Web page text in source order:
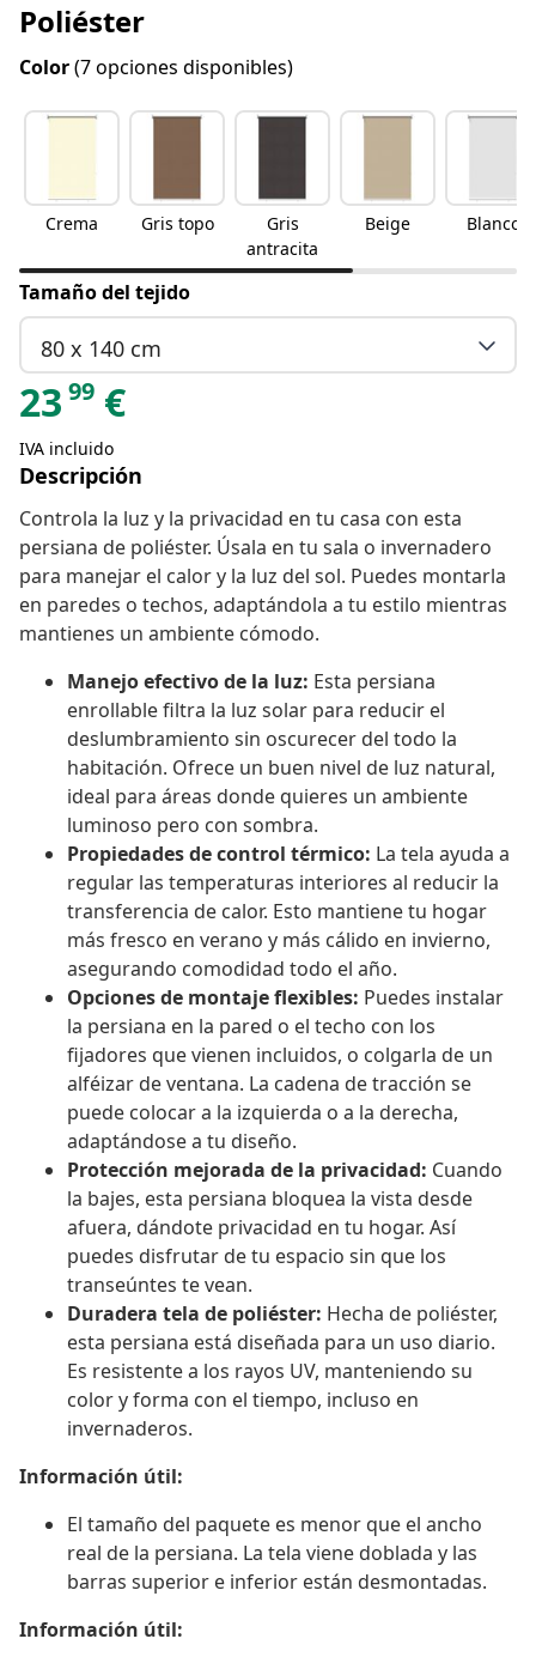
Poliéster
Color(7 opciones disponibles)
Crema Gris topo
Gris
antracita
Beige Blanco
Tamaño del tejido
80 x 140 cm
23 99 €
IVA incluido
Descripción
Controla la luz y la privacidad en tu casa con esta
persiana de poliéster. Úsala en tu sala o invernadero
para manejar el calor y la luz del sol. Puedes montarla
en paredes o techos, adaptándola a tu estilo mientras
mantienes un ambiente cómodo.
Manejo efectivo de la luz: Esta persiana
enrollable filtra la luz solar para reducir el
deslumbramiento sin oscurecer del todo la
habitación. Ofrece un buen nivel de luz natural,
ideal para áreas donde quieres un ambiente
luminoso pero con sombra.
Propiedades de control térmico: La tela ayuda a
regular las temperaturas interiores al reducir la
transferencia de calor. Esto mantiene tu hogar
más fresco en verano y más cálido en invierno,
asegurando comodidad todo el año.
Opciones de montaje flexibles: Puedes instalar
la persiana en la pared o el techo con los
fijadores que vienen incluidos, o colgarla de un
alféizar de ventana. La cadena de tracción se
puede colocar a la izquierda o a la derecha,
adaptándose a tu diseño.
Protección mejorada de la privacidad: Cuando
la bajes, esta persiana bloquea la vista desde
afuera, dándote privacidad en tu hogar. Así
puedes disfrutar de tu espacio sin que los
transeúntes te vean.
Duradera tela de poliéster: Hecha de poliéster,
esta persiana está diseñada para un uso diario.
Es resistente a los rayos UV, manteniendo su
color y forma con el tiempo, incluso en
invernaderos.
Información útil:
El tamaño del paquete es menor que el ancho
real de la persiana. La tela viene doblada y las
barras superior e inferior están desmontadas.
Información útil: